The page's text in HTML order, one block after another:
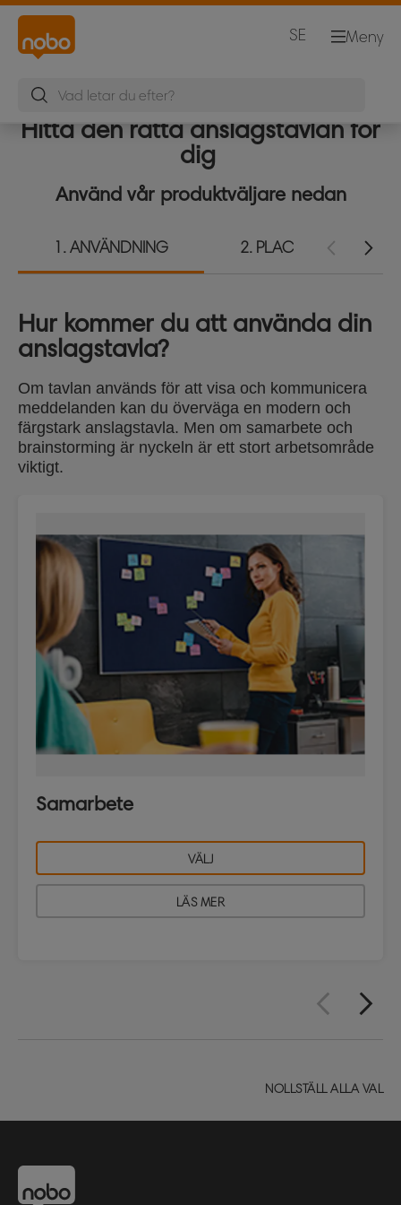
Meny
SE
Hitta den rätta anslagstavlan för
dig
Använd vår produktväljare nedan
1 ANVÄNDNING 2 PLACERING
Hur kommer du att använda din
anslagstavla?
Om tavlan används för att visa och kommunicera
meddelanden kan du överväga en modern och
färgstark anslagstavla. Men om samarbete och
brainstorming är nyckeln är ett stort arbetsområde
viktigt.
Samarbete
VÄLJ
LÄS MER
NOLLSTÄLL ALLA VAL